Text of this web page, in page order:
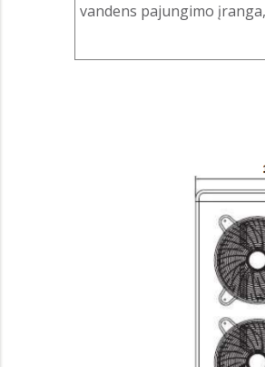
vandens pajungimo